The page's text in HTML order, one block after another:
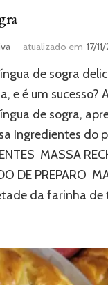
atualizado em 17/
de sogra
e é um sucesso?
de sogra,
Ingredientes do
MASSA
DE PREPARO
da farinha de